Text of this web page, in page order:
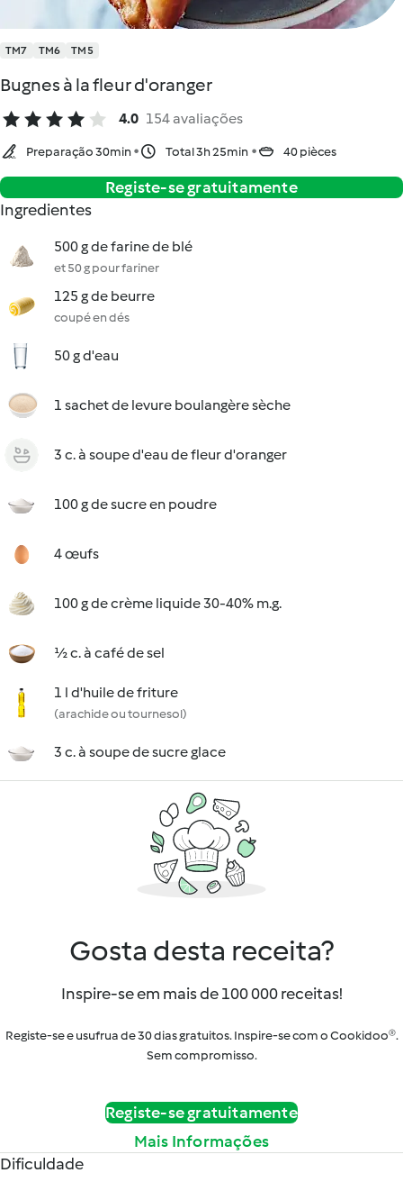
TM7 TM6 TM5
Bugnes à la fleur d'oranger
4.0 154 avaliações
Preparação 30min Total 3h 25min 40 pièces
Registe-se gratuitamente
Ingredientes
500 g de farine de blé
et 50 g pour fariner
125 g de beurre
coupé en dés
50 g d'eau
1 sachet de levure boulangère sèche
3 c. à soupe d'eau de fleur d'oranger
100 g de sucre en poudre
4 œufs
100 g de crème liquide 30-40% m.g.
½ c. à café de sel
1 l d'huile de friture
(arachide ou tournesol)
3 c. à soupe de sucre glace
Gosta desta receita?
Inspire-se em mais de 100 000 receitas!
Registe-se e usufrua de 30 dias gratuitos. Inspire-se com o Cookidoo®.
Sem compromisso.
Registe-se gratuitamente
Mais Informações
Dificuldade